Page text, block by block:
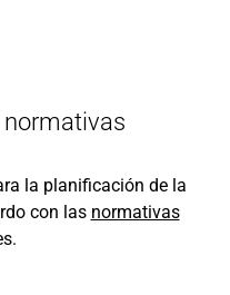
normativas
la planificación de la
con las normativas